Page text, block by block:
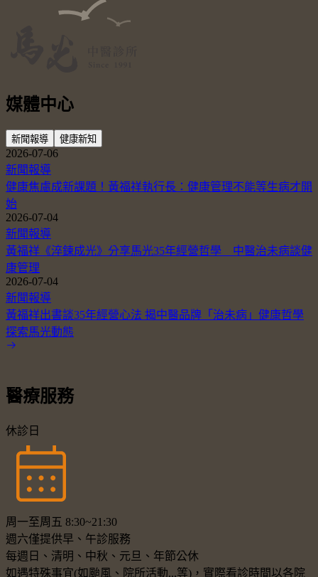
媒體中心
新聞報導 健康新知
2026-07-06
新聞報導
健康焦慮成新課題！黃福祥執行長：健康管理不能等生病才開
始
2026-07-04
新聞報導
黃福祥《淬鍊成光》分享馬光35年經營哲學 中醫治未病談健
康管理
2026-07-04
新聞報導
黃福祥出書談35年經營心法 揭中醫品牌「治未病」健康哲學
探索馬光動態
醫療服務
休診日
周一至周五 8:30~21:30
週六僅提供早、午診服務
每週日、清明、中秋、元旦、年節公休
如遇特殊事宜(如颱風、院所活動...等)，實際看診時間以各院